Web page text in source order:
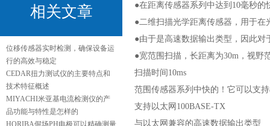
相关文章
位移传感器实时检测，确保设备运
行的高效与稳定
CEDAR扭力测试仪的主要特点和
技术特征概述
MIYACHI米亚基电流检测仪的产
品功能与特性是怎样的
HORIBA倔场PH电极可以精确测量
●在距离传感器系列中达到10毫秒的
●二维扫描光学距离传感器，用于
●由于是高速数据输出类型，因此
●宽范围扫描，长距离为30m，视野
扫描时间10ms
范围传感器系列中快的！它可以支
支持以太网100BASE-TX
与以太网兼容的高速数据输出类型